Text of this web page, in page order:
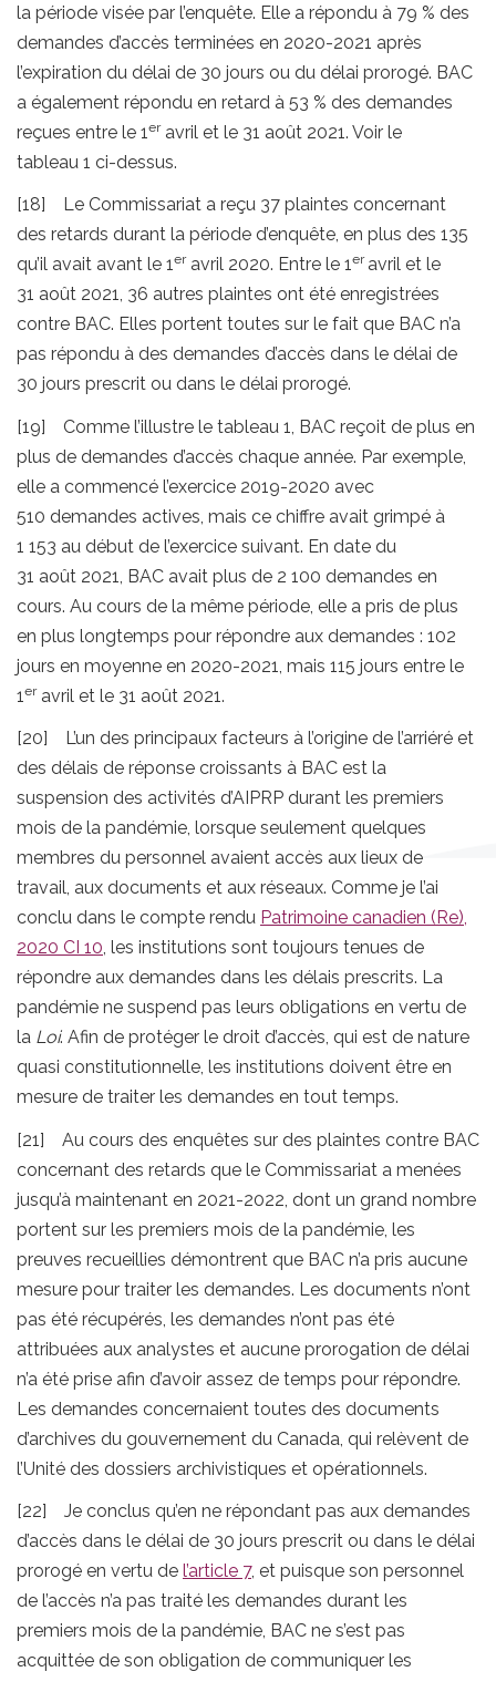
la période visée par l’enquête. Elle a répondu à 79 % des
demandes d’accès terminées en 2020-2021 après
l’expiration du délai de 30 jours ou du délai prorogé. BAC
a également répondu en retard à 53 % des demandes
reçues entre le 1eravril et le 31 août 2021. Voir le
tableau 1 ci-dessus.
[18] Le Commissariat a reçu 37 plaintes concernant
des retards durant la période d’enquête, en plus des 135
qu’il avait avant le 1eravril 2020. Entre le 1er avril et le
31 août 2021, 36 autres plaintes ont été enregistrées
contre BAC. Elles portent toutes sur le fait que BAC n’a
pas répondu à des demandes d’accès dans le délai de
30 jours prescrit ou dans le délai prorogé.
[19] Comme l’illustre le tableau 1, BAC reçoit de plus en
plus de demandes d’accès chaque année. Par exemple,
elle a commencé l’exercice 2019-2020 avec
510 demandes actives, mais ce chiffre avait grimpé à
1 153 au début de l’exercice suivant. En date du
31 août 2021, BAC avait plus de 2 100 demandes en
cours. Au cours de la même période, elle a pris de plus
en plus longtemps pour répondre aux demandes : 102
jours en moyenne en 2020-2021, mais 115 jours entre le
1eravril et le 31 août 2021.
[20] L’un des principaux facteurs à l’origine de l’arriéré et
des délais de réponse croissants à BAC est la
suspension des activités d’AIPRP durant les premiers
mois de la pandémie, lorsque seulement quelques
membres du personnel avaient accès aux lieux de
travail, aux documents et aux réseaux. Comme je l’ai
conclu dans le compte rendu Patrimoine canadien (Re),
2020 CI 10, les institutions sont toujours tenues de
répondre aux demandes dans les délais prescrits. La
pandémie ne suspend pas leurs obligations en vertu de
la Loi. Afin de protéger le droit d’accès, qui est de nature
quasi constitutionnelle, les institutions doivent être en
mesure de traiter les demandes en tout temps.
[21] Au cours des enquêtes sur des plaintes contre BAC
concernant des retards que le Commissariat a menées
jusqu’à maintenant en 2021-2022, dont un grand nombre
portent sur les premiers mois de la pandémie, les
preuves recueillies démontrent que BAC n’a pris aucune
mesure pour traiter les demandes. Les documents n’ont
pas été récupérés, les demandes n’ont pas été
attribuées aux analystes et aucune prorogation de délai
n’a été prise afin d’avoir assez de temps pour répondre.
Les demandes concernaient toutes des documents
d’archives du gouvernement du Canada, qui relèvent de
l’Unité des dossiers archivistiques et opérationnels.
[22] Je conclus qu’en ne répondant pas aux demandes
d’accès dans le délai de 30 jours prescrit ou dans le délai
prorogé en vertu de l’article 7, et puisque son personnel
de l’accès n’a pas traité les demandes durant les
premiers mois de la pandémie, BAC ne s’est pas
acquittée de son obligation de communiquer les